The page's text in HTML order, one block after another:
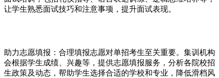
让学生熟悉面试技巧和注意事项，提升面试表现。
助力志愿填报：合理填报志愿对单招考生至关重要。集训机构
会根据学生成绩、兴趣等，提供志愿填报服务，分析各院校招
生政策及动态，帮助学生选择合适的学校和专业，降低滑档风